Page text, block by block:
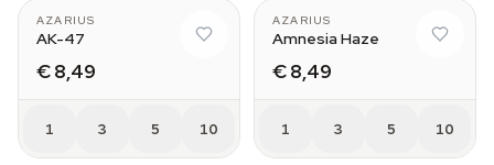
AZARIUS
AK-47
€ 8,49
1 3 5 10
AZARIUS
Amnesia Haze
€ 8,49
1 3 5 10